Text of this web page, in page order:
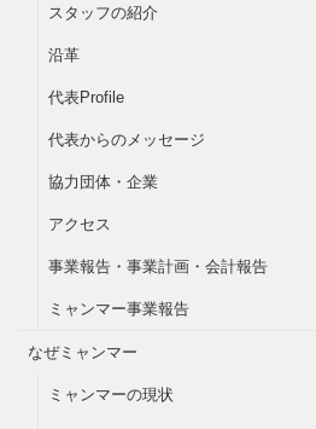
スタッフの紹介
沿革
代表Profile
代表からのメッセージ
協力団体・企業
アクセス
事業報告・事業計画・会計報告
ミャンマー事業報告
なぜミャンマー
ミャンマーの現状